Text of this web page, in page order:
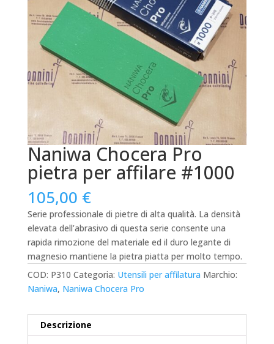
Naniwa Chocera Pro
pietra per affilare #1000
105,00 €
Serie professionale di pietre di alta qualità. La densità
elevata dell’abrasivo di questa serie consente una
rapida rimozione del materiale ed il duro legante di
magnesio mantiene la pietra piatta per molto tempo.
COD: P310 Categoria: Utensili per affilatura Marchio:
Naniwa, Naniwa Chocera Pro
Descrizione